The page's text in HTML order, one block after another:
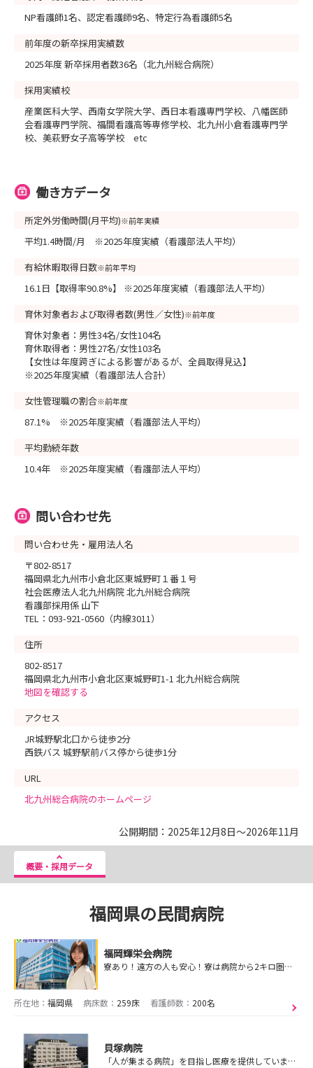
NP看護師1名、認定看護師9名、特定行為看護師5名
前年度の新卒採用実績数
2025年度 新卒採用者数36名（北九州総合病院）
採用実績校
産業医科大学、西南女学院大学、西日本看護専門学校、八幡医師
会看護専門学院、福間看護高等専修学校、北九州小倉看護専門学
校、美萩野女子高等学校 etc
働き方データ
所定外労働時間(月平均)※前年実績
平均1.4時間/月 ※2025年度実績（看護部法人平均）
有給休暇取得日数※前年平均
16.1日【取得率90.8%】 ※2025年度実績（看護部法人平均）
育休対象者および取得者数(男性／女性)※前年度
育休対象者：男性34名/女性104名
育休取得者：男性27名/女性103名
【女性は年度跨ぎによる影響があるが、全員取得見込】
※2025年度実績（看護部法人合計）
女性管理職の割合※前年度
87.1% ※2025年度実績（看護部法人平均）
平均勤続年数
10.4年 ※2025年度実績（看護部法人平均）
問い合わせ先
問い合わせ先・雇用法人名
〒802-8517
福岡県北九州市小倉北区東城野町１番１号
社会医療法人北九州病院 北九州総合病院
看護部採用係 山下
TEL：093-921-0560（内線3011）
住所
802-8517
福岡県北九州市小倉北区東城野町1-1 北九州総合病院
地図を確認する
アクセス
JR城野駅北口から徒歩2分
西鉄バス 城野駅前バス停から徒歩1分
URL
北九州総合病院のホームページ
公開期間：2025年12月8日～2026年11月
概要・採用データ
福岡県の民間病院
福岡輝栄会病院
寮あり！遠方の人も安心！寮は病院から2キロ圏内で嬉しい！急性期～慢性期の病院です！
所在地： 福岡県 病床数： 259床 看護師数： 200名
貝塚病院
「人が集まる病院」を目指し医療を提供しています。インターンシップ・病院見学会も随時開催開催しております！ご希望の方はマイナビよりお申込お願いいたします。